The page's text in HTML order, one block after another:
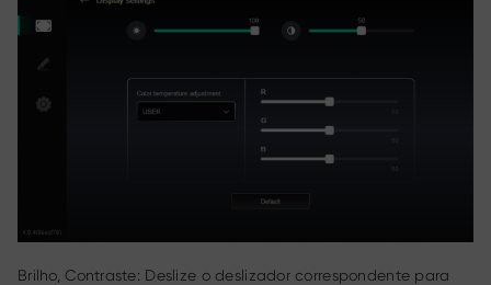
Brilho, Contraste: Deslize o deslizador correspondente para